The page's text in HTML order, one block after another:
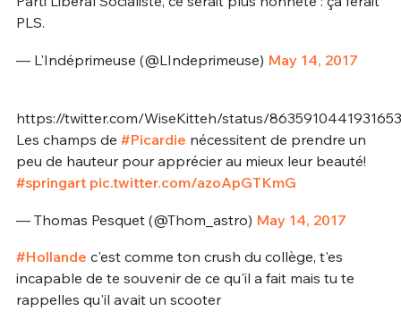
PLS.
— L'Indéprimeuse (@LIndeprimeuse) May 14, 2017
https://twitter.com/WiseKitteh/status/
Les champs de #Picardie nécessitent de prendre un
peu de hauteur pour apprécier au mieux leur beauté!
#springart pic.twitter.com/azoApGTKmG
— Thomas Pesquet (@Thom_astro) May 14, 2017
#Hollande c'est comme ton crush du collège, t'es
incapable de te souvenir de ce qu'il a fait mais tu te
rappelles qu'il avait un scooter